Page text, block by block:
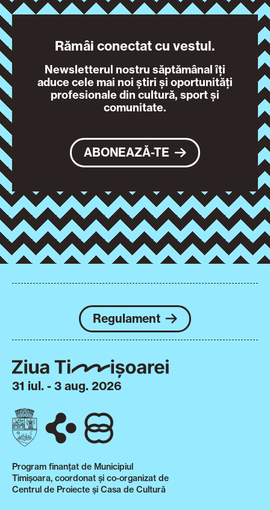
Rămâi conectat cu vestul.
Newsletterul nostru săptămânal îți
aduce cele mai noi știri și oportunități
profesionale din cultură, sport și
comunitate.
ABONEAZĂ-TE
Regulament
31 iul. - 3 aug. 2026
Program finanțat de Municipiul
Timișoara, coordonat și co-organizat de
Centrul de Proiecte și Casa de Cultură